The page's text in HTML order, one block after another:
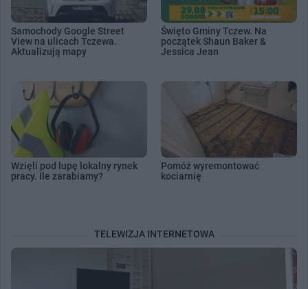
Samochody Google Street
View na ulicach Tczewa.
Aktualizują mapy
Święto Gminy Tczew. Na
początek Shaun Baker &
Jessica Jean
Wzięli pod lupę lokalny rynek
pracy. Ile zarabiamy?
Pomóż wyremontować
kociarnię
TELEWIZJA INTERNETOWA